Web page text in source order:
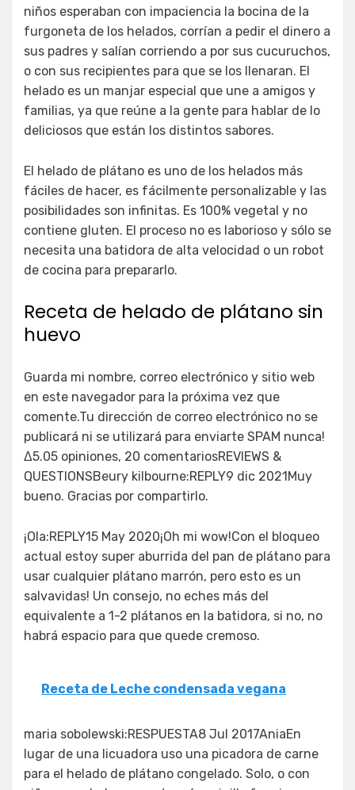
niños esperaban con impaciencia la bocina de la
furgoneta de los helados, corrían a pedir el dinero a
sus padres y salían corriendo a por sus cucuruchos,
o con sus recipientes para que se los llenaran. El
helado es un manjar especial que une a amigos y
familias, ya que reúne a la gente para hablar de lo
deliciosos que están los distintos sabores.
El helado de plátano es uno de los helados más
fáciles de hacer, es fácilmente personalizable y las
posibilidades son infinitas. Es 100% vegetal y no
contiene gluten. El proceso no es laborioso y sólo se
necesita una batidora de alta velocidad o un robot
de cocina para prepararlo.
Receta de helado de plátano sin
huevo
Guarda mi nombre, correo electrónico y sitio web
en este navegador para la próxima vez que
comente.Tu dirección de correo electrónico no se
publicará ni se utilizará para enviarte SPAM nunca!
Δ5.05 opiniones, 20 comentariosREVIEWS &
QUESTIONSBeury kilbourne:REPLY9 dic 2021Muy
bueno. Gracias por compartirlo.
¡Ola:REPLY15 May 2020¡Oh mi wow!Con el bloqueo
actual estoy super aburrida del pan de plátano para
usar cualquier plátano marrón, pero esto es un
salvavidas! Un consejo, no eches más del
equivalente a 1-2 plátanos en la batidora, si no, no
habrá espacio para que quede cremoso.
Receta de Leche condensada vegana
maria sobolewski:RESPUESTA8 Jul 2017AniaEn
lugar de una licuadora uso una picadora de carne
para el helado de plátano congelado. Solo, o con